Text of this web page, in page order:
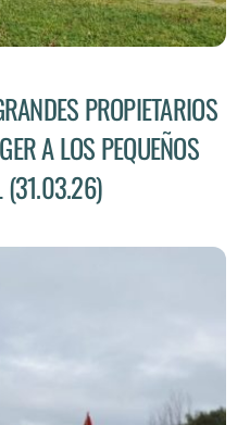
PROPIETARIOS
A LOS PEQUEÑOS
(31.03.26)